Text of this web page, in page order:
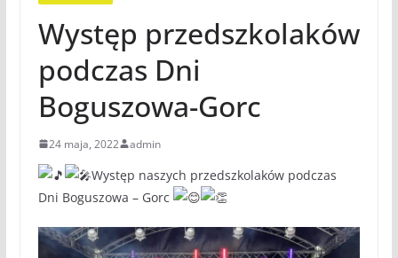
Występ przedszkolaków
podczas Dni
Boguszowa-Gorc
24 maja, 2022 admin
Występ naszych przedszkolaków podczas
Dni Boguszowa – Gorc